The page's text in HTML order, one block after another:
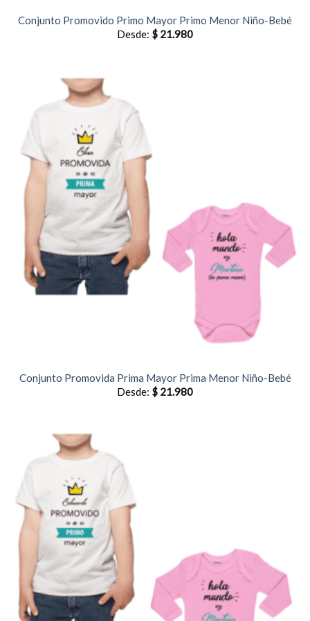
Conjunto Promovido Primo Mayor Primo Menor Niño-Bebé
Desde: $ 21.980
Conjunto Promovida Prima Mayor Prima Menor Niño-Bebé
Desde: $ 21.980